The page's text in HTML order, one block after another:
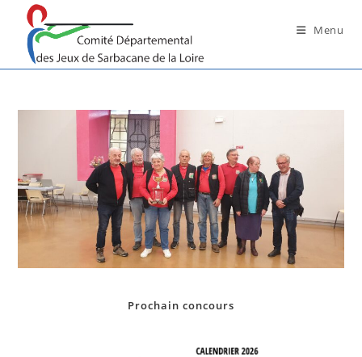
content
Menu
Prochain concours